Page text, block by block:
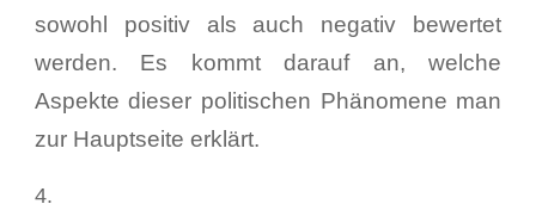
sowohl positiv als auch negativ bewertet
werden. Es kommt darauf an, welche
Aspekte dieser politischen Phänomene man
zur Hauptseite erklärt.